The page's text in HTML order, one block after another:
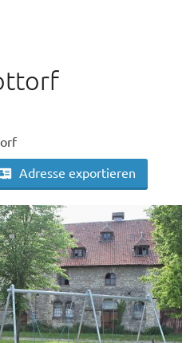
Adresse exportieren